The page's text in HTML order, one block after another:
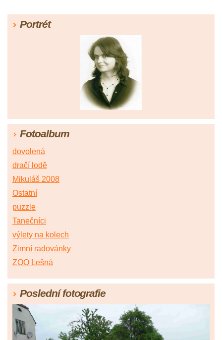
Portrét
Fotoalbum
dovolená
dračí lodě
Mikuláš 2008
Ostatní
puzzle
Tanečníci
výlety na kolech
Zimní radovánky
ZOO Lešná
Poslední fotografie